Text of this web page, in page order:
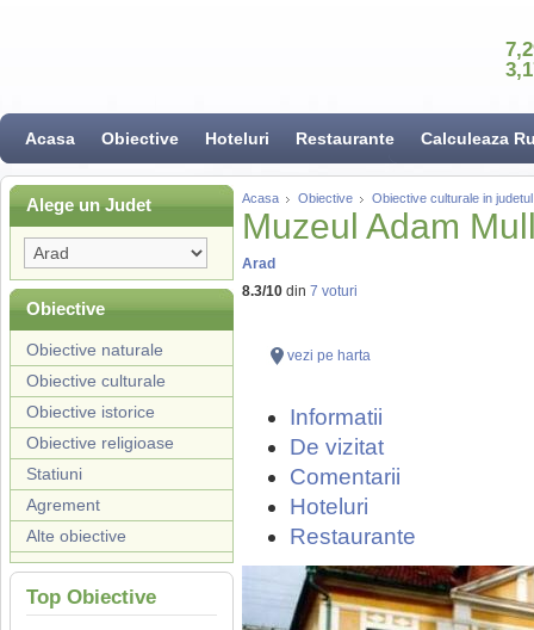
Acasa Obiective Hoteluri Restaurante Calculeaza
Alege un Judet
Obiective
Obiective naturale
Obiective culturale
Obiective istorice
Obiective religioase
Statiuni
Agrement
Alte obiective
Top Obiective
Acasa Obiective Obiective culturale in
Muzeul Adam
Arad
8.3/10 din 7 voturi
vezi pe harta
Informatii
De vizitat
Comentarii
Hoteluri
Restaurante